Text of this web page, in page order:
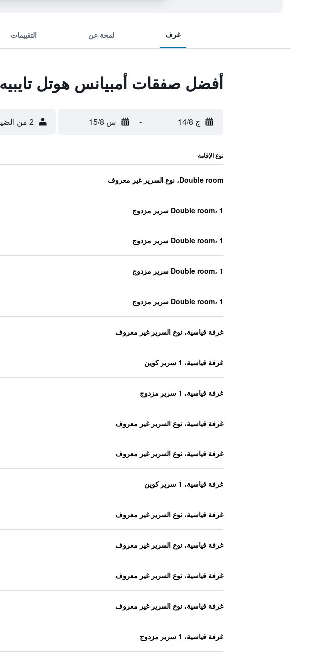
غرف لمحة عن التقييمات
أفضل صفقات أمبيانس هوتل تايبيه
ج 14/8 - س 15/8 2 من الضيوف، غرفة واحدة
نوع الإقامة
Double room، نوع السرير غير معروف
Double room، 1 سرير مزدوج
Double room، 1 سرير مزدوج
Double room، 1 سرير مزدوج
Double room، 1 سرير مزدوج
غرفة قياسية، نوع السرير غير معروف
غرفة قياسية، 1 سرير كوين
غرفة قياسية، 1 سرير مزدوج
غرفة قياسية، نوع السرير غير معروف
غرفة قياسية، نوع السرير غير معروف
غرفة قياسية، 1 سرير كوين
غرفة قياسية، نوع السرير غير معروف
غرفة قياسية، نوع السرير غير معروف
غرفة قياسية، نوع السرير غير معروف
غرفة قياسية، نوع السرير غير معروف
غرفة قياسية، 1 سرير مزدوج